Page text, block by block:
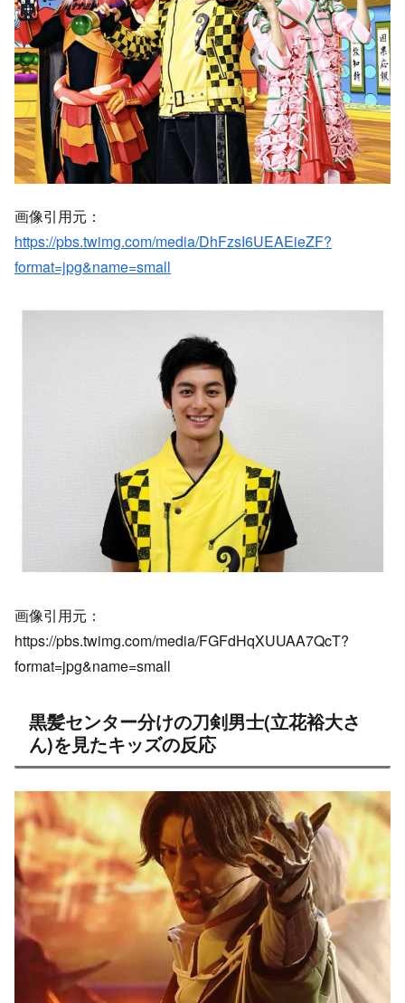
画像引用元：
https://pbs.twimg.com/media/DhFzsI6UEAEieZF?
format=jpg&name=small
画像引用元：
https://pbs.twimg.com/media/FGFdHqXUUAA7QcT?
format=jpg&name=small
黒髪センター分けの刀剣男士(立花裕大さ
ん)を見たキッズの反応